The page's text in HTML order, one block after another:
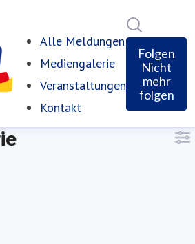
Alle Meldungen
Mediengalerie
Veranstaltungen
Kontakt
Folgen
Nicht
mehr
folgen